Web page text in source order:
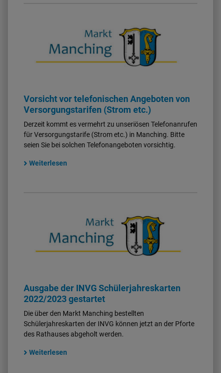
Vorsicht vor telefonischen Angeboten von
Versorgungstarifen (Strom etc.)
Derzeit kommt es vermehrt zu unseriösen Telefonanrufen
für Versorgungstarife (Strom etc.) in Manching. Bitte
seien Sie bei solchen Telefonangeboten vorsichtig.
Weiterlesen
Ausgabe der INVG Schülerjahreskarten
2022/2023 gestartet
Die über den Markt Manching bestellten
Schülerjahreskarten der INVG können jetzt an der Pforte
des Rathauses abgeholt werden.
Weiterlesen